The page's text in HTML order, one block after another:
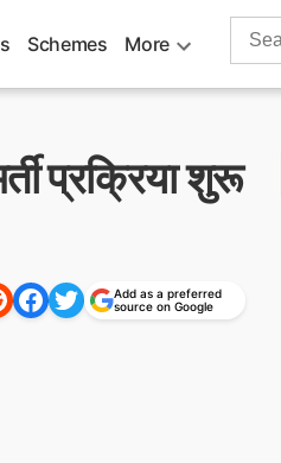
Schemes More
Search
प्रक्रिया शुरू
Add as a preferred
source on Google